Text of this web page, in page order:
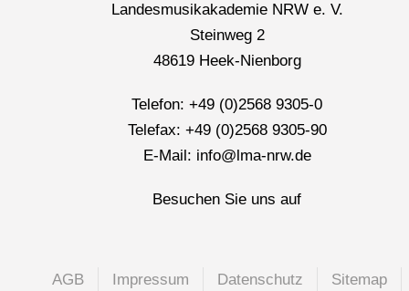
Landesmusikakademie NRW e. V.
Steinweg 2
48619 Heek-Nienborg
Telefon: +49 (0)2568 9305-0
Telefax: +49 (0)2568 9305-90
E-Mail: info@lma-nrw.de
Besuchen Sie uns auf
AGB Impressum Datenschutz
Sitemap